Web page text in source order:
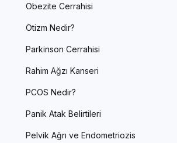
Obezite Cerrahisi
Otizm Nedir?
Parkinson Cerrahisi
Rahim Ağzı Kanseri
PCOS Nedir?
Panik Atak Belirtileri
Pelvik Ağrı ve Endometriozis